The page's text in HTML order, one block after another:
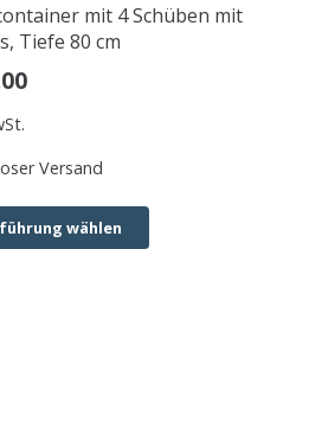
mit 4 Schüben mit
Tiefe 80 cm
Versand
wählen